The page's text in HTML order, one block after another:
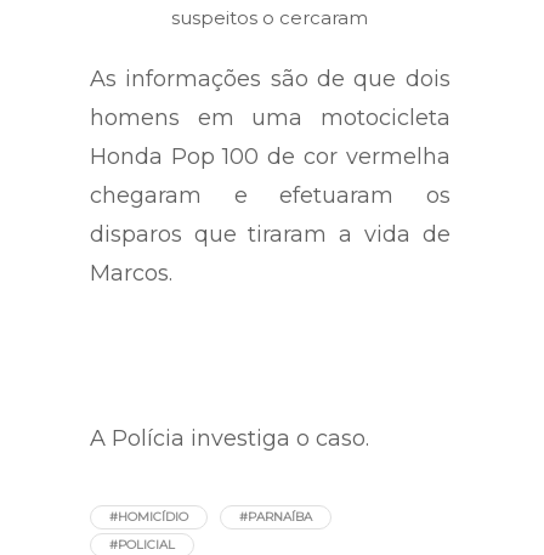
suspeitos o cercaram
As informações são de que dois
homens em uma motocicleta
Honda Pop 100 de cor vermelha
chegaram e efetuaram os
disparos que tiraram a vida de
Marcos.
A Polícia investiga o caso.
#HOMICÍDIO
#PARNAÍBA
#POLICIAL